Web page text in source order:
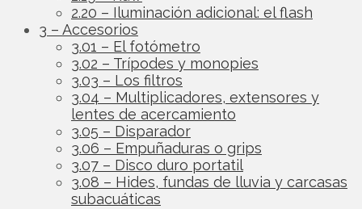
2.20 – Iluminación adicional: el flash
3 – Accesorios
3.01 – El fotómetro
3.02 – Trípodes y monopies
3.03 – Los filtros
3.04 – Multiplicadores, extensores y
lentes de acercamiento
3.05 – Disparador
3.06 – Empuñaduras o grips
3.07 – Disco duro portatil
3.08 – Hides, fundas de lluvia y carcasas
subacuáticas